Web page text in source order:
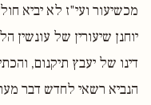
מכשיעור ועי"ז לא יביא
יוחנן שיעורין של עונשין
דינו של יעבץ תיקנום,
הנביא רשאי לחדש דבר